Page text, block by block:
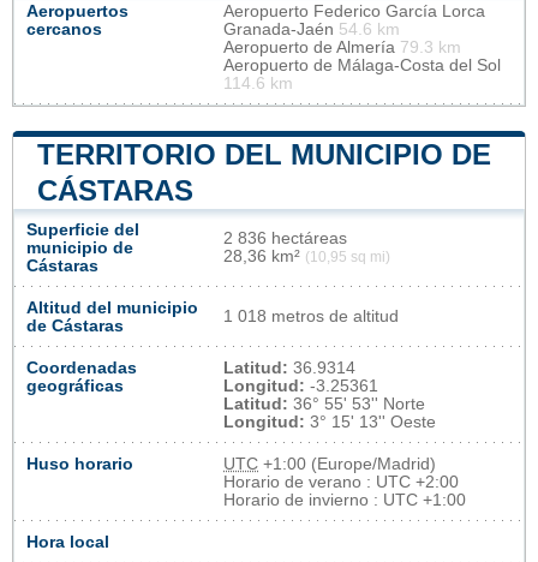
Aeropuertos
cercanos
Aeropuerto Federico García Lorca
Granada-Jaén 54.6 km
Aeropuerto de Almería 79.3 km
Aeropuerto de Málaga-Costa del Sol
114.6 km
TERRITORIO DEL MUNICIPIO DE
CÁSTARAS
Superficie del
municipio de
Cástaras
2 836 hectáreas
28,36 km² (10,95 sq mi)
Altitud del municipio
de Cástaras
1 018 metros de altitud
Coordenadas
geográficas
Latitud: 36.9314
Longitud: -3.25361
Latitud: 36° 55' 53'' Norte
Longitud: 3° 15' 13'' Oeste
Huso horario UTC +1:00 (Europe/Madrid)
Horario de verano : UTC +2:00
Horario de invierno : UTC +1:00
Hora local